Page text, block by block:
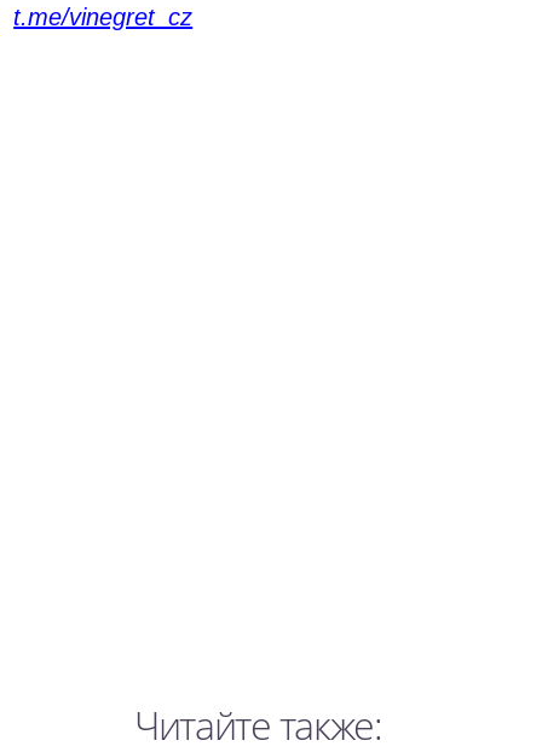
t.me/vinegret_cz
Читайте также: